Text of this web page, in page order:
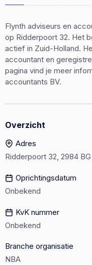
Flynth adviseurs en
op Ridderpoort 32. Het
actief in Zuid-Holland.
accountant en
pagina vind je meer
accountants BV.
Overzicht
Adres
Ridderpoort 32, 2984
Oprichtingsdatum
Onbekend
KvK nummer
Onbekend
Branche organisatie
NBA